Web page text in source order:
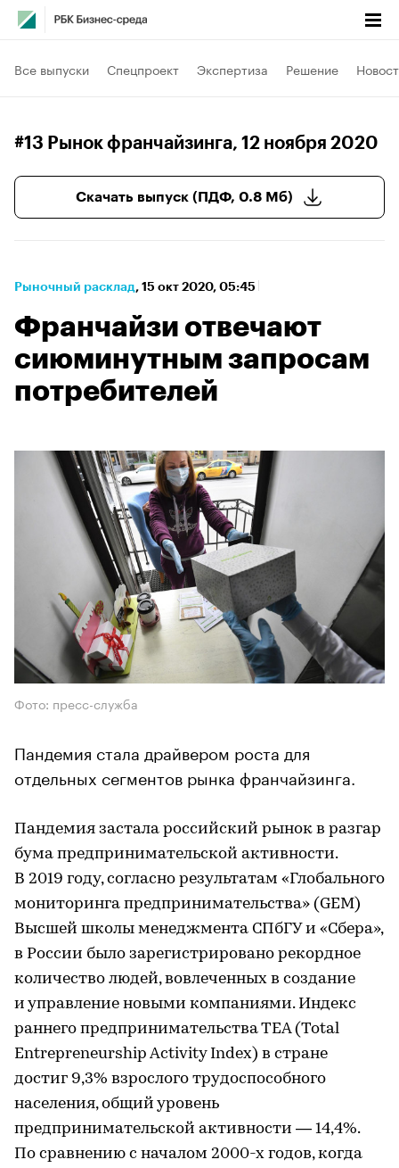
Все выпуски Спецпроект Экспертиза Решение
#13 Рынок франчайзинга, 12 ноября 2020
Скачать выпуск (ПДФ, 0.8 Мб)
Рыночный расклад⁠, 15 окт 2020, 05:45
Франчайзи отвечают
сиюминутным запросам
потребителей
Фото: пресс-служба
Пандемия стала драйвером роста для
отдельных сегментов рынка франчайзинга.
Пандемия застала российский рынок в разгар
бума предпринимательской активности.
В 2019 году, согласно результатам «Глобального
мониторинга предпринимательства» (GEM)
Высшей школы менеджмента СПбГУ и «Сбера»,
в России было зарегистрировано рекордное
количество людей, вовлеченных в создание
и управление новыми компаниями. Индекс
раннего предпринимательства ТЕА (Total
Entrepreneurship Activity Index) в стране
достиг 9,3% взрослого трудоспособного
населения, общий уровень
предпринимательской активности — 14,4%.
По сравнению с началом 2000-х годов, когда